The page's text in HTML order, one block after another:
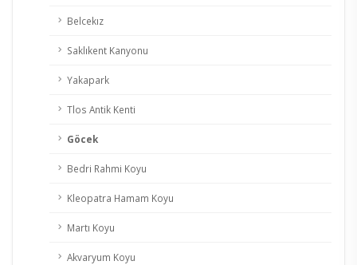
Belcekız
Saklıkent Kanyonu
Yakapark
Tlos Antik Kenti
Göcek
Bedri Rahmi Koyu
Kleopatra Hamam Koyu
Martı Koyu
Akvaryum Koyu